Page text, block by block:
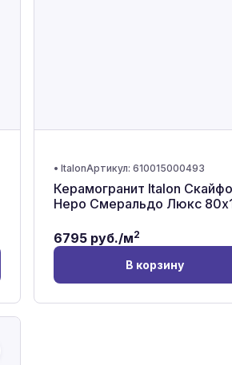
• ItalonАртикул: 610015000493
Керамогранит Italon
Неро Смеральдо Люкс
6795 руб./м2
В корзину